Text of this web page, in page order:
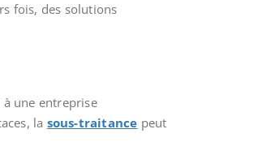
fois, des solutions
une entreprise
la sous-traitance peut